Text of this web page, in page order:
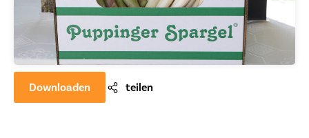
Downloaden teilen